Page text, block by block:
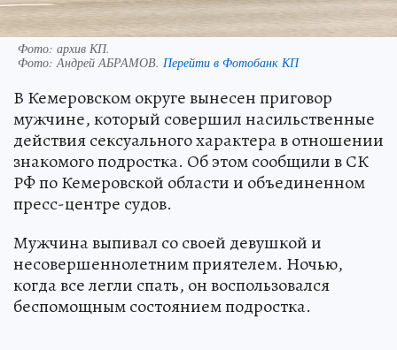
Фото: архив КП.
Фото:Андрей АБРАМОВ. Перейти в Фотобанк КП
В Кемеровском округе вынесен приговор
мужчине, который совершил насильственные
действия сексуального характера в отношении
знакомого подростка. Об этом сообщили в СК
РФ по Кемеровской области и объединенном
пресс-центре судов.
Мужчина выпивал со своей девушкой и
несовершеннолетним приятелем. Ночью,
когда все легли спать, он воспользовался
беспомощным состоянием подростка.